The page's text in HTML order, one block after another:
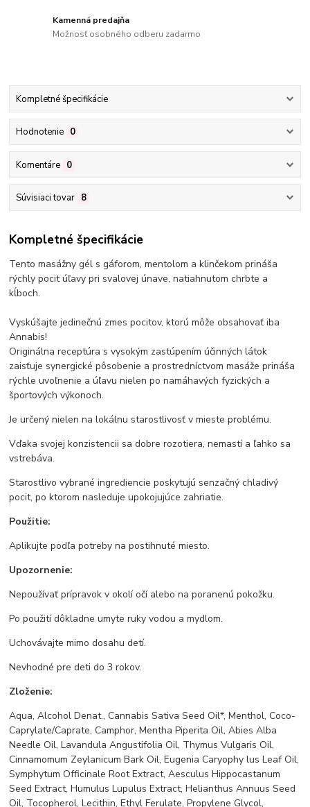
Kamenná predajňa
Možnosť osobného odberu zadarmo
Kompletné špecifikácie
Hodnotenie 0
Komentáre 0
Súvisiaci tovar 8
Kompletné špecifikácie
Tento masážny gél s gáforom, mentolom a klinčekom prináša
rýchly pocit úľavy pri svalovej únave, natiahnutom chrbte a
kĺboch.
Vyskúšajte jedinečnú zmes pocitov, ktorú môže obsahovať iba
Annabis!
Originálna receptúra ​​s vysokým zastúpením účinných látok
zaisťuje synergické pôsobenie a prostredníctvom masáže prináša
rýchle uvoľnenie a úľavu nielen po namáhavých fyzických a
športových výkonoch.
Je určený nielen na lokálnu starostlivosť v mieste problému.
Vďaka svojej konzistencii sa dobre rozotiera, nemastí a ľahko sa
vstrebáva.
Starostlivo vybrané ingrediencie poskytujú senzačný chladivý
pocit, po ktorom nasleduje upokojujúce zahriatie.
Použitie:
Aplikujte podľa potreby na postihnuté miesto.
Upozornenie:
Nepoužívať prípravok v okolí očí alebo na poranenú pokožku.
Po použití dôkladne umyte ruky vodou a mydlom.
Uchovávajte mimo dosahu detí.
Nevhodné pre deti do 3 rokov.
Zloženie:
Aqua, Alcohol Denat., Cannabis Sativa Seed Oil*, Menthol, Coco-
Caprylate/Caprate, Camphor, Mentha Piperita Oil, Abies Alba
Needle Oil, Lavandula Angustifolia Oil, Thymus Vulgaris Oil,
Cinnamomum Zeylanicum Bark Oil, Eugenia Caryophy lus Leaf Oil,
Symphytum Officinale Root Extract, Aesculus Hippocastanum
Seed Extract, Humulus Lupulus Extract, Helianthus Annuus Seed
Oil, Tocopherol, Lecithin, Ethyl Ferulate, Propylene Glycol,